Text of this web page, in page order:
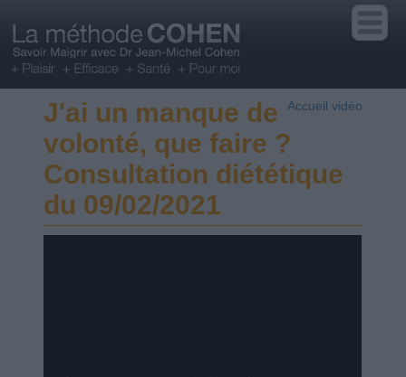
Accueil vidéo
J'ai un manque de
volonté, que faire ?
Consultation diététique
du 09/02/2021